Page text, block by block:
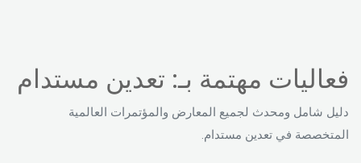
فعاليات مهتمة بـ: تعدين مستدام
دليل شامل ومحدث لجميع المعارض والمؤتمرات العالمية
المتخصصة في تعدين مستدام.